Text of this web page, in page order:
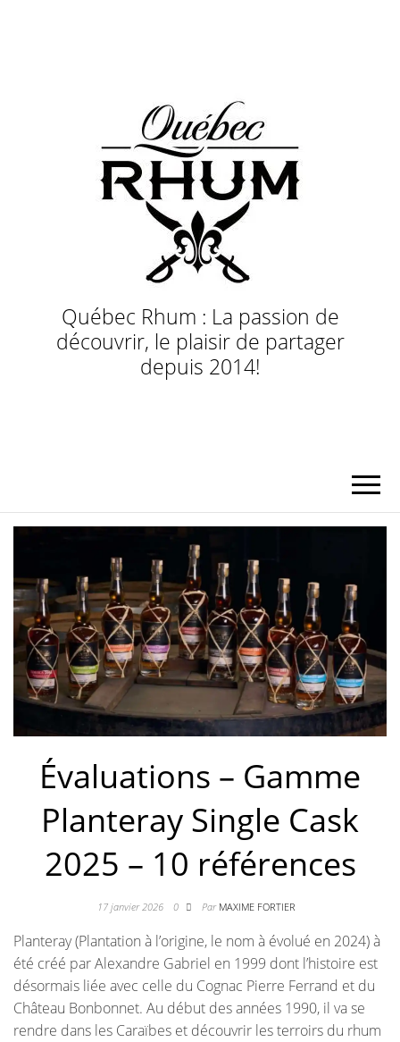
Québec Rhum : La passion de
découvrir, le plaisir de partager
depuis 2014!
Évaluations – Gamme
Planteray Single Cask
2025 – 10 références
17 janvier 2026 0 Par MAXIME FORTIER
Planteray (Plantation à l’origine, le nom à évolué en 2024) à
été créé par Alexandre Gabriel en 1999 dont l’histoire est
désormais liée avec celle du Cognac Pierre Ferrand et du
Château Bonbonnet. Au début des années 1990, il va se
rendre dans les Caraïbes et découvrir les terroirs du rhum